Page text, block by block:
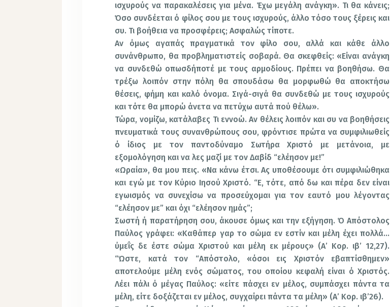
ισχυρούς να παρακαλέσεις για μένα. Έχω μεγάλη ανάγκη». Τι θα κάνεις;
Όσο συνδέεται ό φίλος σου με τους ισχυρούς, άλλο τόσο τους ξέρεις και
συ. Τι βοήθεια να προσφέρεις; Ασφαλώς τίποτε.
Αν όμως αγαπάς πραγματικά τον φίλο σου, αλλά και κάθε άλλο
συνάνθρωπο, θα προβληματιστείς σοβαρά. Θα σκεφθείς: «Είναι ανάγκη
να συνδεθώ οπωσδήποτέ με τους αρμοδίους. Πρέπει να βοηθήσω. Θα
τρέξω λοιπόν στην πόλη θα σπουδάσω θα μορφωθώ θα αποκτήσω
θέσεις, φήμη και καλό όνομα. Σιγά-σιγά θα συνδεθώ με τους ισχυρούς
και τότε θα μπορώ άνετα να πετύχω αυτά πού θέλω».
Τώρα, νομίζω, κατάλαβες Τι εννοώ. Αν θέλεις λοιπόν και συ να βοηθήσεις
πνευματικά τους συνανθρώπους σου, φρόντισε πρώτα να συμφιλιωθείς
ό ίδιος με τον παντοδύναμο Σωτήρα Χριστό με μετάνοια, με
εξομολόγηση και να λες μαζί με τον Δαβίδ “ελέησον με!”
«Ωραία», θα μου πεις. «Να κάνω έτσι. Ας υποθέσουμε ότι συμφιλιώθηκα
και εγώ με τον Κύριο Ιησού Χριστό. “Ε, τότε, από δω και πέρα δεν είναι
εγωισμός να συνεχίσω να προσεύχομαι για τον εαυτό μου λέγοντας
“ελέησον με” και όχι “ελέησον ημάς”;
Σωστή ή παρατήρηση σου, άκουσε όμως και την εξήγηση. Ό Απόστολος
Παύλος γράφει: «Καθάπερ γαρ το σώμα εν εστίν και μέλη έχει πολλά…
ύμεΐς δε έστε σώμα Χριστού και μέλη εκ μέρους» (Α’ Κορ. ιβ’ 12,27).
“Ώστε, κατά τον “Απόστολο, «όσοι εις Χριστόν εβαπτίσθημεν»
αποτελούμε μέλη ενός σώματος, του οποίου κεφαλή είναι ό Χριστός.
Λέει πάλι ό μέγας Παύλος: «είτε πάσχει εν μέλος, συμπάσχει πάντα τα
μέλη, είτε δοξάζεται εν μέλος, συγχαίρει πάντα τα μέλη» (Α’ Κορ. ιβ’26).